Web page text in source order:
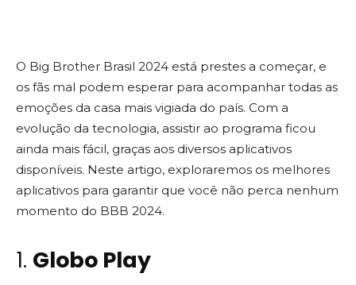
O Big Brother Brasil 2024 está prestes a começar, e
os fãs mal podem esperar para acompanhar todas as
emoções da casa mais vigiada do país. Com a
evolução da tecnologia, assistir ao programa ficou
ainda mais fácil, graças aos diversos aplicativos
disponíveis. Neste artigo, exploraremos os melhores
aplicativos para garantir que você não perca nenhum
momento do BBB 2024.
1. Globo Play